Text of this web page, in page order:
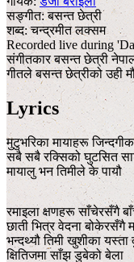
सङ्गीत:बसन्त छेत्री
शब्द:चन्द्रमीत लक्सम
Recorded live during
संगीतकार बसन्त छेत्री
गीतले बसन्त छेत्रीको उही
Lyrics
मुटुभरिका मायाहरू
सबै सबै रक्सिको घुटसित
मायालु भन तिमीले के पायौ
रमाइला क्षणहरू साँचेरसँगै
छाती भित्र वेदना बोकेरसँगै
भन्दथ्यौ तिमी खुशीका
क्षितिजमा साँझ डुबेको बेला